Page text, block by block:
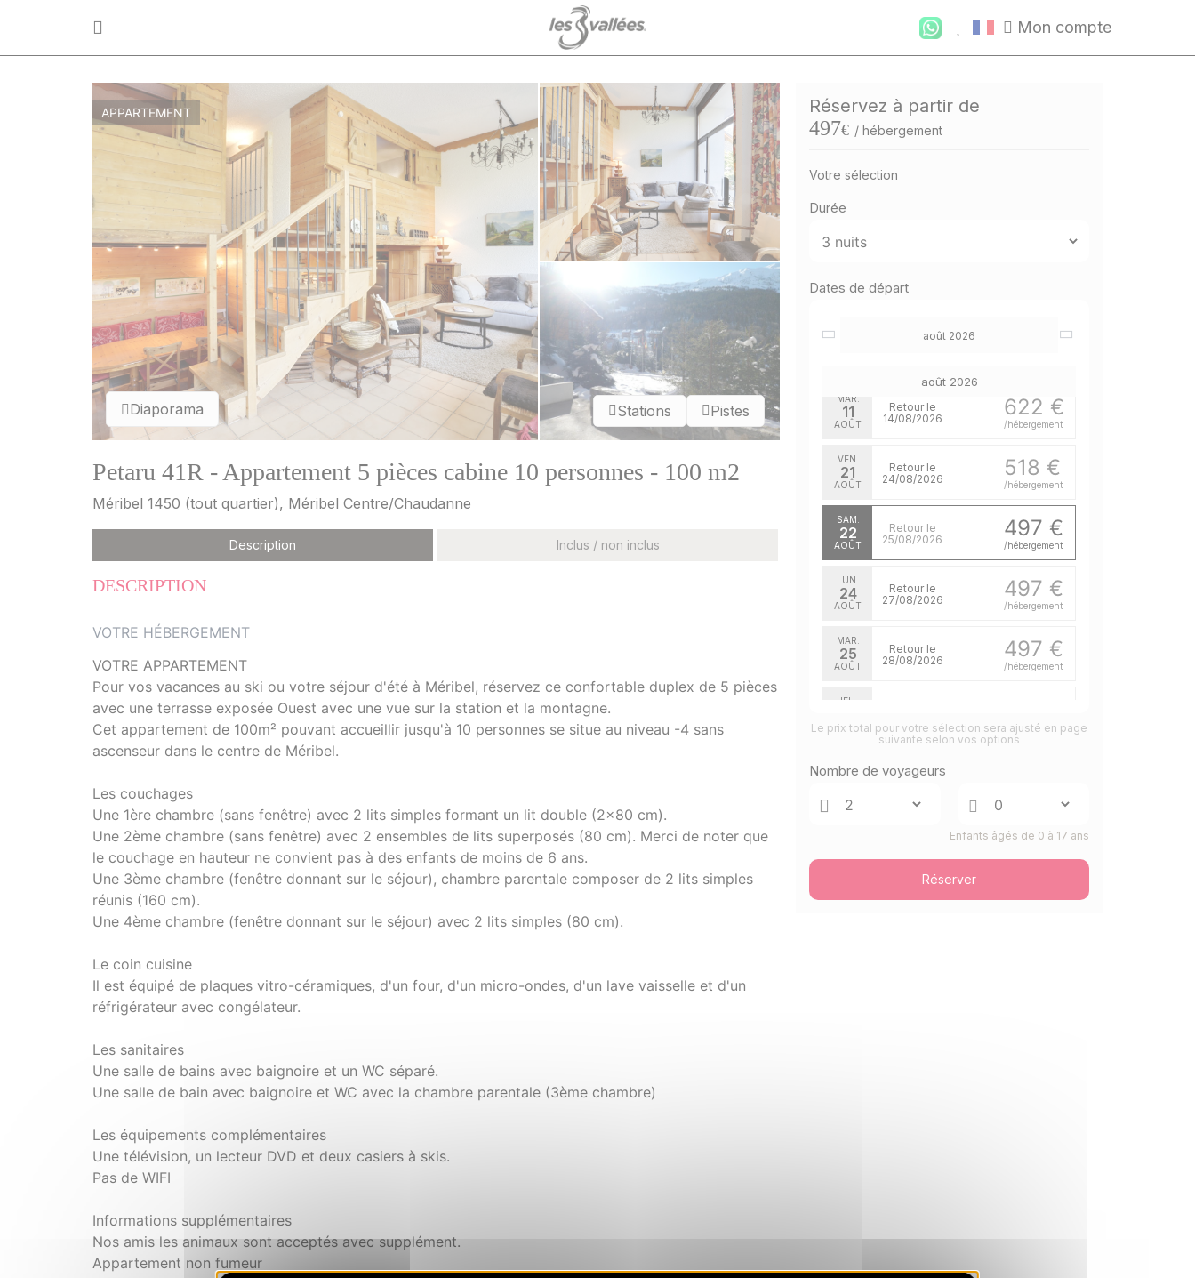
Mon compte
Diaporama Stations Pistes
APPARTEMENT
Petaru 41R - Appartement 5 pièces cabine 10 personnes - 100 m2
Méribel 1450 (tout quartier), Méribel Centre/Chaudanne
Description Inclus / non inclus
DESCRIPTION
VOTRE HÉBERGEMENT
VOTRE APPARTEMENT
Pour vos vacances au ski ou votre séjour d'été à Méribel, réservez ce confortable duplex de 5 pièces
avec une terrasse exposée Ouest avec une vue sur la station et la montagne.
Cet appartement de 100m² pouvant accueillir jusqu'à 10 personnes se situe au niveau -4 sans
ascenseur dans le centre de Méribel.
Les couchages
Une 1ère chambre (sans fenêtre) avec 2 lits simples formant un lit double (2x80 cm).
Une 2ème chambre (sans fenêtre) avec 2 ensembles de lits superposés (80 cm). Merci de noter que
le couchage en hauteur ne convient pas à des enfants de moins de 6 ans.
Une 3ème chambre (fenêtre donnant sur le séjour), chambre parentale composer de 2 lits simples
réunis (160 cm).
Une 4ème chambre (fenêtre donnant sur le séjour) avec 2 lits simples (80 cm).
Le coin cuisine
Il est équipé de plaques vitro-céramiques, d'un four, d'un micro-ondes, d'un lave vaisselle et d'un
réfrigérateur avec congélateur.
Les sanitaires
Une salle de bains avec baignoire et un WC séparé.
Une salle de bain avec baignoire et WC avec la chambre parentale (3ème chambre)
Les équipements complémentaires
Une télévision, un lecteur DVD et deux casiers à skis.
Pas de WIFI
Informations supplémentaires
Nos amis les animaux sont acceptés avec supplément.
Appartement non fumeur
Réservez à partir de
497€ / hébergement
Votre sélection
Durée
Dates de départ
août 2026
août 2026
MAR.
11
AOÛT
622 €
/hébergement
Retour le
14/08/2026
VEN.
21
AOÛT
518 €
/hébergement
Retour le
24/08/2026
SAM.
22
AOÛT
497 €
/hébergement
Retour le
25/08/2026
LUN.
24
AOÛT
497 €
/hébergement
Retour le
27/08/2026
MAR.
25
AOÛT
497 €
/hébergement
Retour le
28/08/2026
JEU.
AOÛT /hébergement
30/08/2026
Le prix total pour votre sélection sera ajusté en page
suivante selon vos options
Nombre de voyageurs
Enfants âgés de 0 à 17 ans
Réserver